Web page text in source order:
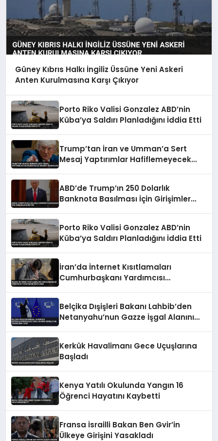
Güney Kıbrıs Halkı İngiliz Üssüne Yeni Askeri
Anten Kurulmasına Karşı Çıkıyor
Porto Riko Valisi Gonzalez ABD’nin
Küba’ya Saldırı Planladığını İddia Etti
Trump’tan İran ve Umman’a Sert
Mesaj Yaptırımlar Hafiflemeyecek
ABD’de Trump’ın 250 Dolarlık
Banknota Basılması İçin Girişimler
Porto Riko Valisi Gonzalez ABD’nin
Küba’ya Saldırı Planladığını İddia Etti
İran’da İnternet Kısıtlamaları
Cumhurbaşkanı Yardımcısı
Belçika Dışişleri Bakanı Lahbib’den
Netanyahu’nun Gazze İşgal Alanını
Kerkük Havalimanı Gece Uçuşlarına
Başladı
Kenya Yatılı Okulunda Yangın 16
Öğrenci Hayatını Kaybetti
Fransa İsrailli Bakan Ben Gvir’in
Ülkeye Girişini Yasakladı